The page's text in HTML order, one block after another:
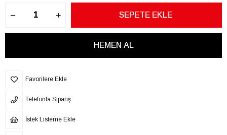
Favorilere Ekle
Telefonla Sipariş
İstek Listeme Ekle